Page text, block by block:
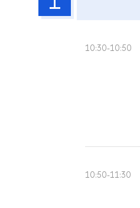
10:30-10:50
10:50-11:30